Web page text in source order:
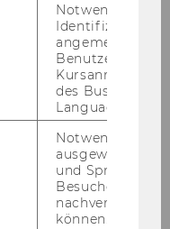
Notwendig zur
Identifizierung
angemeldeten
Benutzers im
des Business
Language
Notwendig um
ausgewählte
und
Besuchers
nachverfolgen
können.